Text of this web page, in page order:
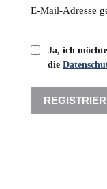
E-Mail-Adresse
Ja, ich
die